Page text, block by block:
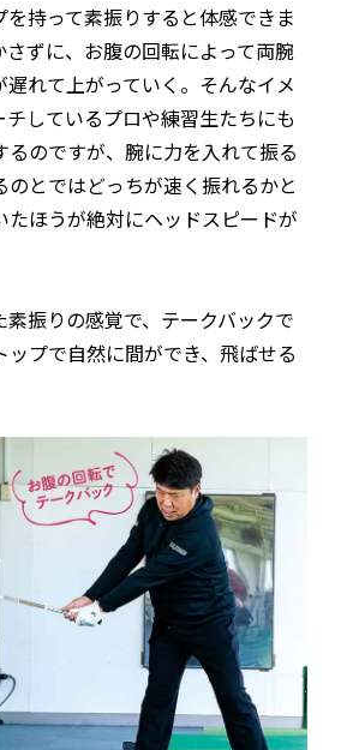
持って素振りすると体感できま
さずに、お腹の回転によって両腕
れて上がっていく。そんなイメ
しているプロや練習生たちにも
るのですが、腕に力を入れて振る
のとではどっちが速く振れるかと
たほうが絶対にヘッドスピードが
素振りの感覚で、テークバックで
プで自然に間ができ、飛ばせる